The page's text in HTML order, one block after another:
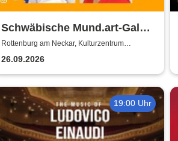
Schwäbische Mund.art-Gala -
Blaupreisträger*innen von
2002 bis 2025
Rottenburg am Neckar, Kulturzentrum
26.09.2026
19:00 Uhr